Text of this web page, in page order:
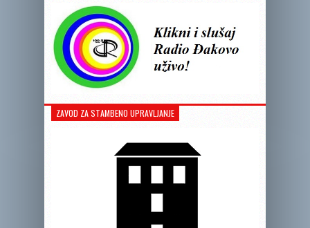
ZAVOD ZA STAMBENO UPRAVLJANJE